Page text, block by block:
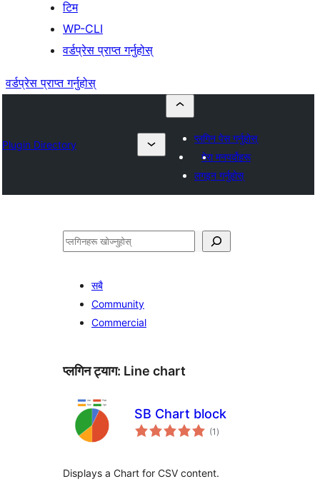
टिम
WP-CLI
वर्डप्रेस प्राप्त गर्नुहोस्
वर्डप्रेस प्राप्त गर्नुहोस्
Plugin Directory
प्लगिन पेस गर्नुहोस्
मेरा मनपर्दोहरू
लगइन गर्नुहोस्
खोज्नुहोस्
सबै
Community
Commercial
प्लगिन ट्याग: Line chart
SB Chart block
(1 कुल
रेटिङ्गहरू
)
Displays a Chart for CSV content.